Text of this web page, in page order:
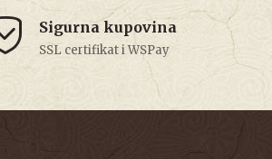
Sigurna kupovina
SSL certifikat i WSPay